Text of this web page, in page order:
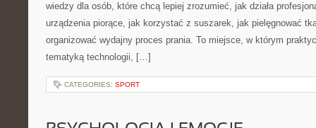
wiedzy dla osób, które chcą lepiej zrozumieć, jak działa
urządzenia piorące, jak korzystać z suszarek, jak pielęgnować
organizować wydajny proces prania. To miejsce, w którym
tematyką technologii, […]
CATEGORIES: SPORT